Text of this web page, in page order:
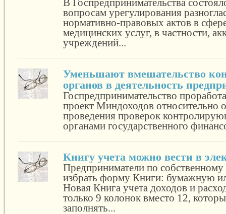
В Госпредпринимательства
вопросам урегулирования
нормативно-правовых актов в
медицинских услуг, в частности,
учреждений...
Уменьшают вмешательство
органов в деятельность
Госпредпринимательство
проект Миндоходов относительно
проведения проверок
органами государственного
Книгу учета можно вести в
Предприниматели по
избрать форму Книги: бумажную
Новая Книга учета доходов и
только 9 колонок вместо 12,
заполнять...